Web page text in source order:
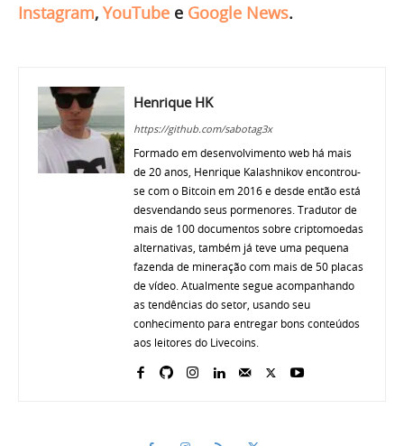
Instagram, YouTube e Google News.
Henrique HK
https://github.com/sabotag3x
Formado em desenvolvimento web há mais
de 20 anos, Henrique Kalashnikov encontrou-
se com o Bitcoin em 2016 e desde então está
desvendando seus pormenores. Tradutor de
mais de 100 documentos sobre criptomoedas
alternativas, também já teve uma pequena
fazenda de mineração com mais de 50 placas
de vídeo. Atualmente segue acompanhando
as tendências do setor, usando seu
conhecimento para entregar bons conteúdos
aos leitores do Livecoins.